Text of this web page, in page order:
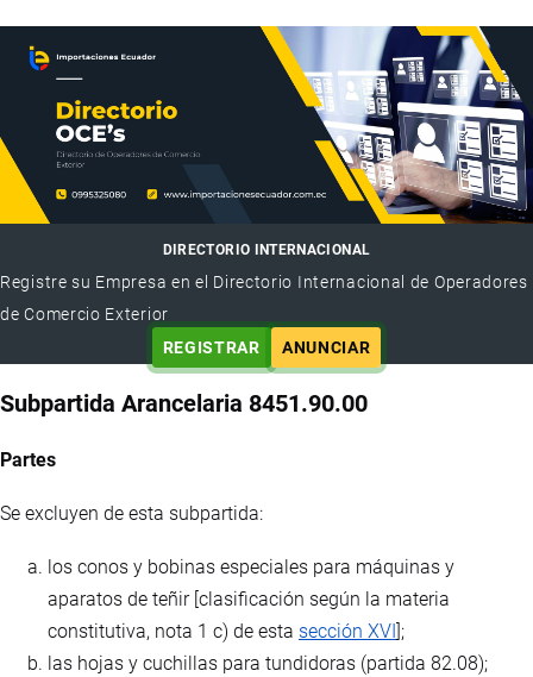
DIRECTORIO INTERNACIONAL
Registre su Empresa en el Directorio Internacional de Operadores
de Comercio Exterior
REGISTRAR
ANUNCIAR
Subpartida Arancelaria 8451.90.00
Partes
Se excluyen de esta subpartida:
los conos y bobinas especiales para máquinas y
aparatos de teñir [clasificación según la materia
constitutiva, nota 1 c) de esta sección XVI ];
las hojas y cuchillas para tundidoras (partida 82.08);